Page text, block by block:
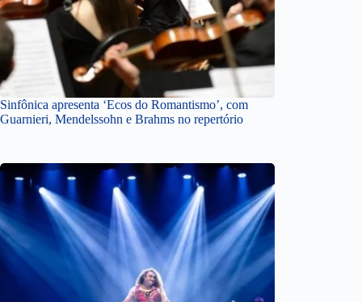
Sinfônica apresenta ‘Ecos do Romantismo’, com
Guarnieri, Mendelssohn e Brahms no repertório